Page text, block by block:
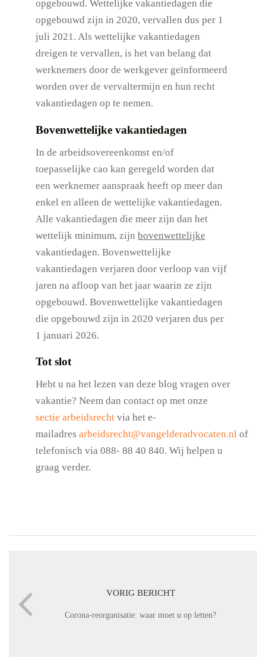
opgebouwd. Wettelijke vakantiedagen die
opgebouwd zijn in 2020, vervallen dus per 1
juli 2021. Als wettelijke vakantiedagen
dreigen te vervallen, is het van belang dat
werknemers door de werkgever geïnformeerd
worden over de vervaltermijn en hun recht
vakantiedagen op te nemen.
Bovenwettelijke vakantiedagen
In de arbeidsovereenkomst en/of
toepasselijke cao kan geregeld worden dat
een werknemer aanspraak heeft op meer dan
enkel en alleen de wettelijke vakantiedagen.
Alle vakantiedagen die meer zijn dan het
wettelijk minimum, zijn bovenwettelijke
vakantiedagen. Bovenwettelijke
vakantiedagen verjaren door verloop van vijf
jaren na afloop van het jaar waarin ze zijn
opgebouwd. Bovenwettelijke vakantiedagen
die opgebouwd zijn in 2020 verjaren dus per
1 januari 2026.
Tot slot
Hebt u na het lezen van deze blog vragen over
vakantie? Neem dan contact op met onze
sectie arbeidsrecht via het e-
mailadres arbeidsrecht@vangelderadvocaten.nl of
telefonisch via 088- 88 40 840. Wij helpen u
graag verder.
VORIG BERICHT
Corona-reorganisatie: waar moet u op letten?